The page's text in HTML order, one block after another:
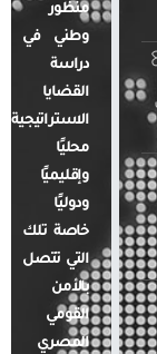
منظور
وطني في
دراسة
القضايا
الاستراتيجية
محليًا
وإقليميًا
ودوليًا
خاصة تلك
التي تتصل
بالأمن
القومي
المصري